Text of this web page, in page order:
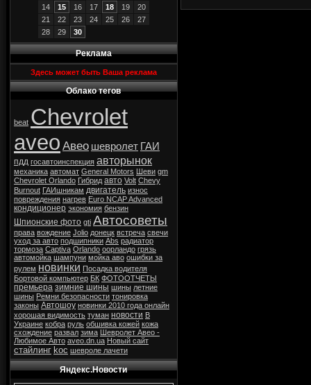
14
15 16 17 18 19
20
21
22 23 24 25 26
27
28
29 30
Реклама
Здесь может быть Ваша реклама
Облако тегов
beat Chevrolet
aveo Авео шевролет ГАИ
пдд госавтоинспекция авторынок
механика автомат General Motors Шеви gm
Chevrolet Orlando Гибрид авто Volt Chevy
Burnout ГАИшникам двигатель износ
повреждения нагрев Euro NCAP Advanced
кондиционер экономия бензин
Шпионские фото gti Автосоветы
права вождение Jolio донецк встреча свечи
уход за авто подшипники Abs радиатор
тормоза Captiva Orlando оорландо грязь
автомойка шампуни мойка аво ошибки за
рулем новинки Посадка водителя
Бортовой компьютер БК ФОТООТЧЕТЫ
премьера зимние шины шины летние
шины Ремни безопасности тонировка
законы Автошоу новинки 2010 года онлайн
хорошая видимость туман новости В
Украине кобра руль обшивка кожей кожа
схождение развал зима Шевролет Авео -
Любимое Авто aveo.dn.ua Новый сайт
стайлинг koc шевроле лачети
Яндекс.Новости